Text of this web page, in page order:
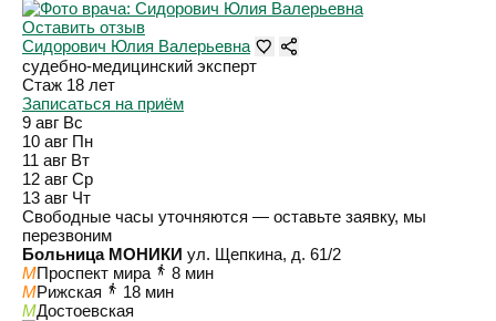
Оставить отзыв
Сидорович Юлия Валерьевна
судебно-медицинский эксперт
Стаж 18 лет
Записаться на приём
9 авг Вс
10 авг Пн
11 авг Вт
12 авг Ср
13 авг Чт
Свободные часы уточняются — оставьте заявку, мы
перезвоним
Больница МОНИКИ ул. Щепкина, д. 61/2
MПроспект мира
8 мин
MРижская
18 мин
MДостоевская